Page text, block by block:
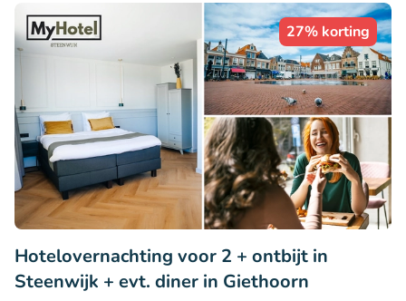
27% korting
Hotelovernachting voor 2 + ontbijt in
Steenwijk + evt. diner in Giethoorn